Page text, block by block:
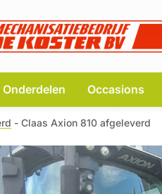
Onderdelen Occasions
-Claas Axion 810 afgeleverd